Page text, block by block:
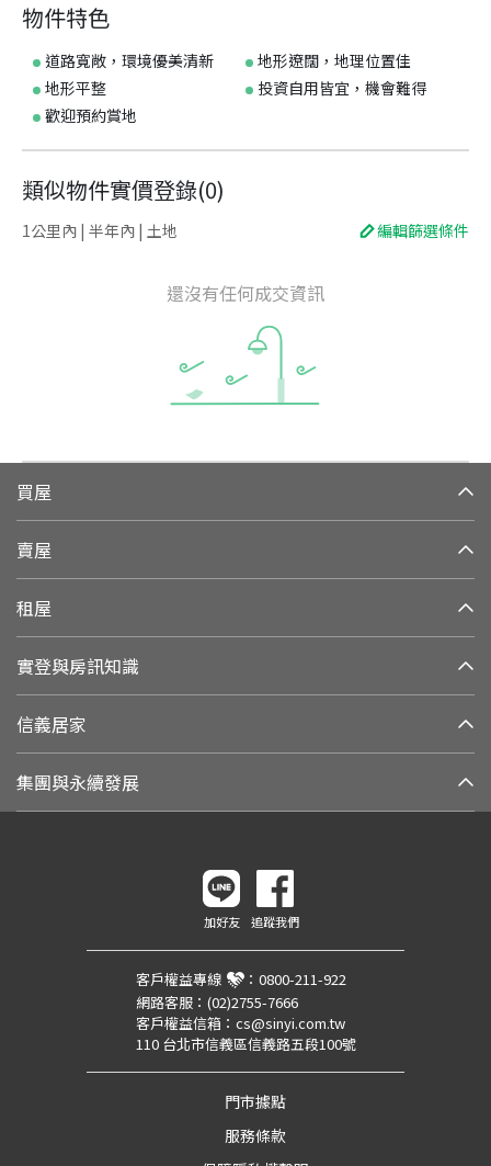
物件特色
道路寬敞，環境優美清新
地形遼闊，地理位置佳
地形平整
投資自用皆宜，機會難得
歡迎預約賞地
類似物件實價登錄(0)
1公里內 | 半年內 | 土地 編輯篩選條件
還沒有任何成交資訊
買屋
賣屋
租屋
實登與房訊知識
信義居家
集團與永續發展
加好友 追蹤我們
客戶權益專線 ： 0800-211-922
網路客服： (02)2755-7666
客戶權益信箱： cs@sinyi.com.tw
110 台北市信義區信義路五段100號
門市據點
服務條款